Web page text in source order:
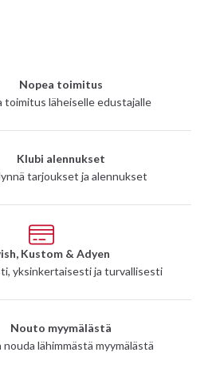
Nopea toimitus
toimitus läheiselle edustajalle
Klubi alennukset
tarjoukset ja alennukset
Kustom & Adyen
yksinkertaisesti ja turvallisesti
Nouto myymälästä
nouda lähimmästä myymälästä